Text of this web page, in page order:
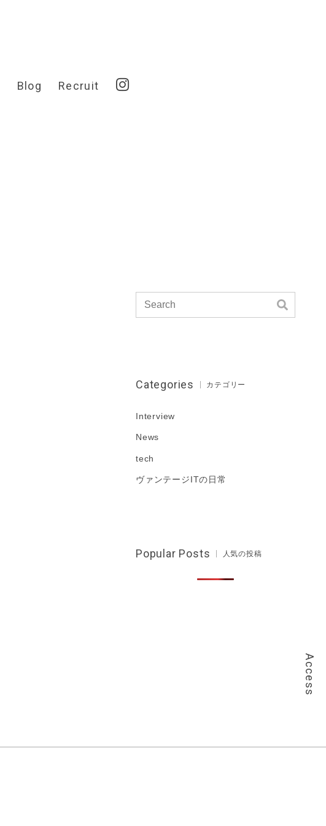
Blog Recruit
Categories カテゴリー
Interview
News
tech
ヴァンテージITの日常
Popular Posts 人気の投稿
Access